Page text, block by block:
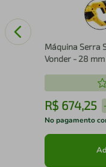
Máquina Serra
Vonder - 28
R$ 674,25 -
No pagamento